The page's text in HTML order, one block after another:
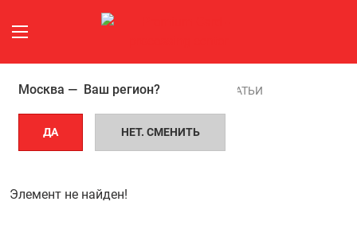
Москва — Ваш регион?
ДА НЕТ. СМЕНИТЬ
ГЛАВНАЯ СТРАНИЦА СТАТЬИ
Статьи
Элемент не найден!